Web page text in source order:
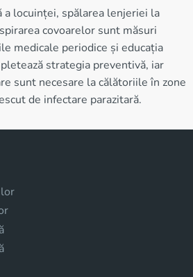
a locuinței, spălarea lenjeriei la
covoarelor sunt măsuri
medicale periodice și educația
strategia preventivă, iar
sunt necesare la călătoriile în zone
de infectare parazitară.